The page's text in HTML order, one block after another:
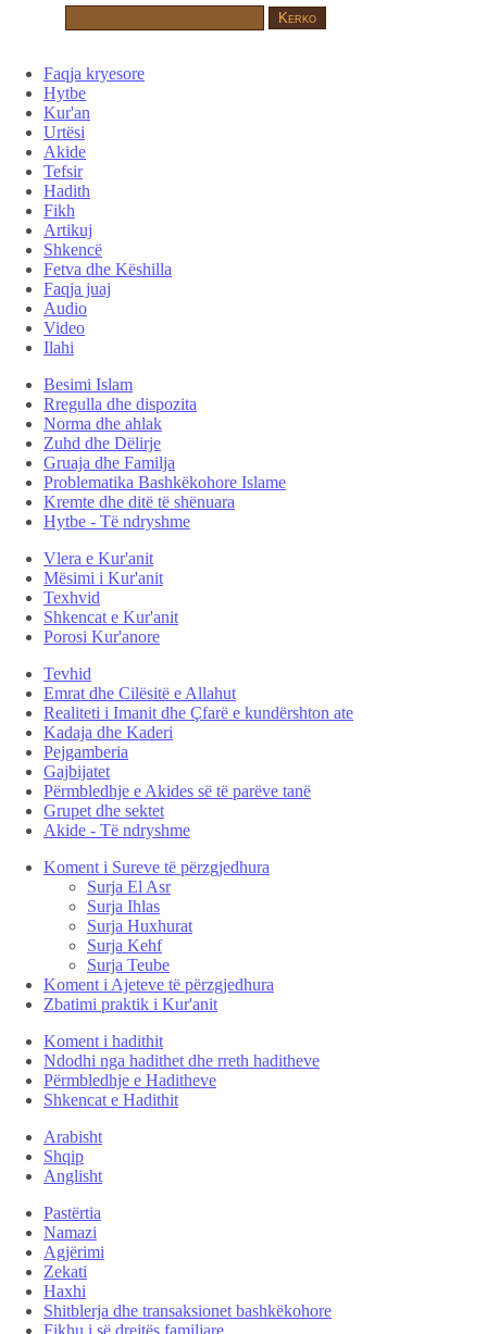
Faqja kryesore
Hytbe
Kur'an
Urtësi
Akide
Tefsir
Hadith
Fikh
Artikuj
Shkencë
Fetva dhe Këshilla
Faqja juaj
Audio
Video
Ilahi
Besimi Islam
Rregulla dhe dispozita
Norma dhe ahlak
Zuhd dhe Dëlirje
Gruaja dhe Familja
Problematika Bashkëkohore Islame
Kremte dhe ditë të shënuara
Hytbe - Të ndryshme
Vlera e Kur'anit
Mësimi i Kur'anit
Texhvid
Shkencat e Kur'anit
Porosi Kur'anore
Tevhid
Emrat dhe Cilësitë e Allahut
Realiteti i Imanit dhe Çfarë e kundërshton ate
Kadaja dhe Kaderi
Pejgamberia
Gajbijatet
Përmbledhje e Akides së të parëve tanë
Grupet dhe sektet
Akide - Të ndryshme
Koment i Sureve të përzgjedhura
Surja El Asr
Surja Ihlas
Surja Huxhurat
Surja Kehf
Surja Teube
Koment i Ajeteve të përzgjedhura
Zbatimi praktik i Kur'anit
Koment i hadithit
Ndodhi nga hadithet dhe rreth haditheve
Përmbledhje e Haditheve
Shkencat e Hadithit
Arabisht
Shqip
Anglisht
Pastërtia
Namazi
Agjërimi
Zekati
Haxhi
Shitblerja dhe transaksionet bashkëkohore
Fikhu i së drejtës familjare